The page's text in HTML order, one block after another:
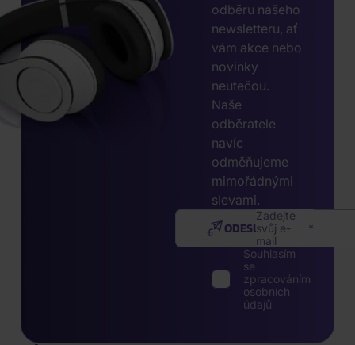
odběru našeho
newsletteru, ať
vám akce nebo
novinky
neutečou.
Naše
odběratele
navíc
odměňujeme
mimořádnými
slevami.
Zadejte
svůj e-
mail
ODESLAT
Souhlasím
se
zpracováním
osobních
údajů